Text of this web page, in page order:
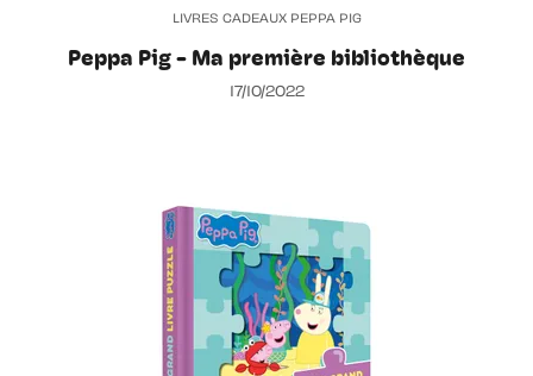
LIVRES CADEAUX PEPPA PIG
Peppa Pig - Ma première bibliothèque
17/10/2022